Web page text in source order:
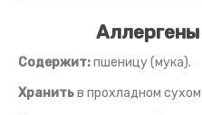
Содержит:пшеницу (мука).
Хранитьв прохладном